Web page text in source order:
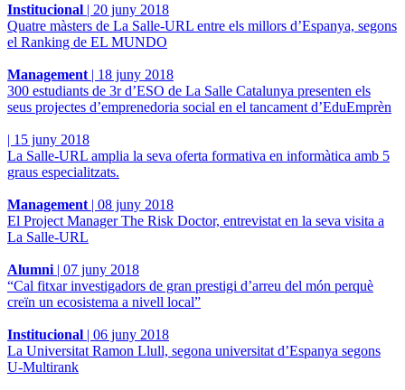
Institucional | 20 juny 2018
Quatre màsters de La Salle-URL entre els millors d’Espanya, segons
el Ranking de EL MUNDO
Management | 18 juny 2018
300 estudiants de 3r d’ESO de La Salle Catalunya presenten els
seus projectes d’emprenedoria social en el tancament d’EduEmprèn
| 15 juny 2018
La Salle-URL amplia la seva oferta formativa en informàtica amb 5
graus especialitzats.
Management | 08 juny 2018
El Project Manager The Risk Doctor, entrevistat en la seva visita a
La Salle-URL
Alumni | 07 juny 2018
“Cal fitxar investigadors de gran prestigi d’arreu del món perquè
creïn un ecosistema a nivell local”
Institucional | 06 juny 2018
La Universitat Ramon Llull, segona universitat d’Espanya segons
U-Multirank